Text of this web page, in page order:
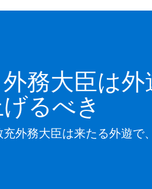
務大臣は
るべき
充外務大臣は来たる外遊